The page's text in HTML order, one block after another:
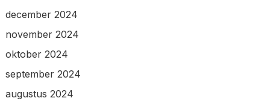
december 2024
november 2024
oktober 2024
september 2024
augustus 2024